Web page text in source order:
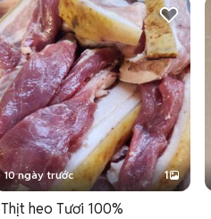
10 ngày trước 1
Thịt heo Tươi 100%